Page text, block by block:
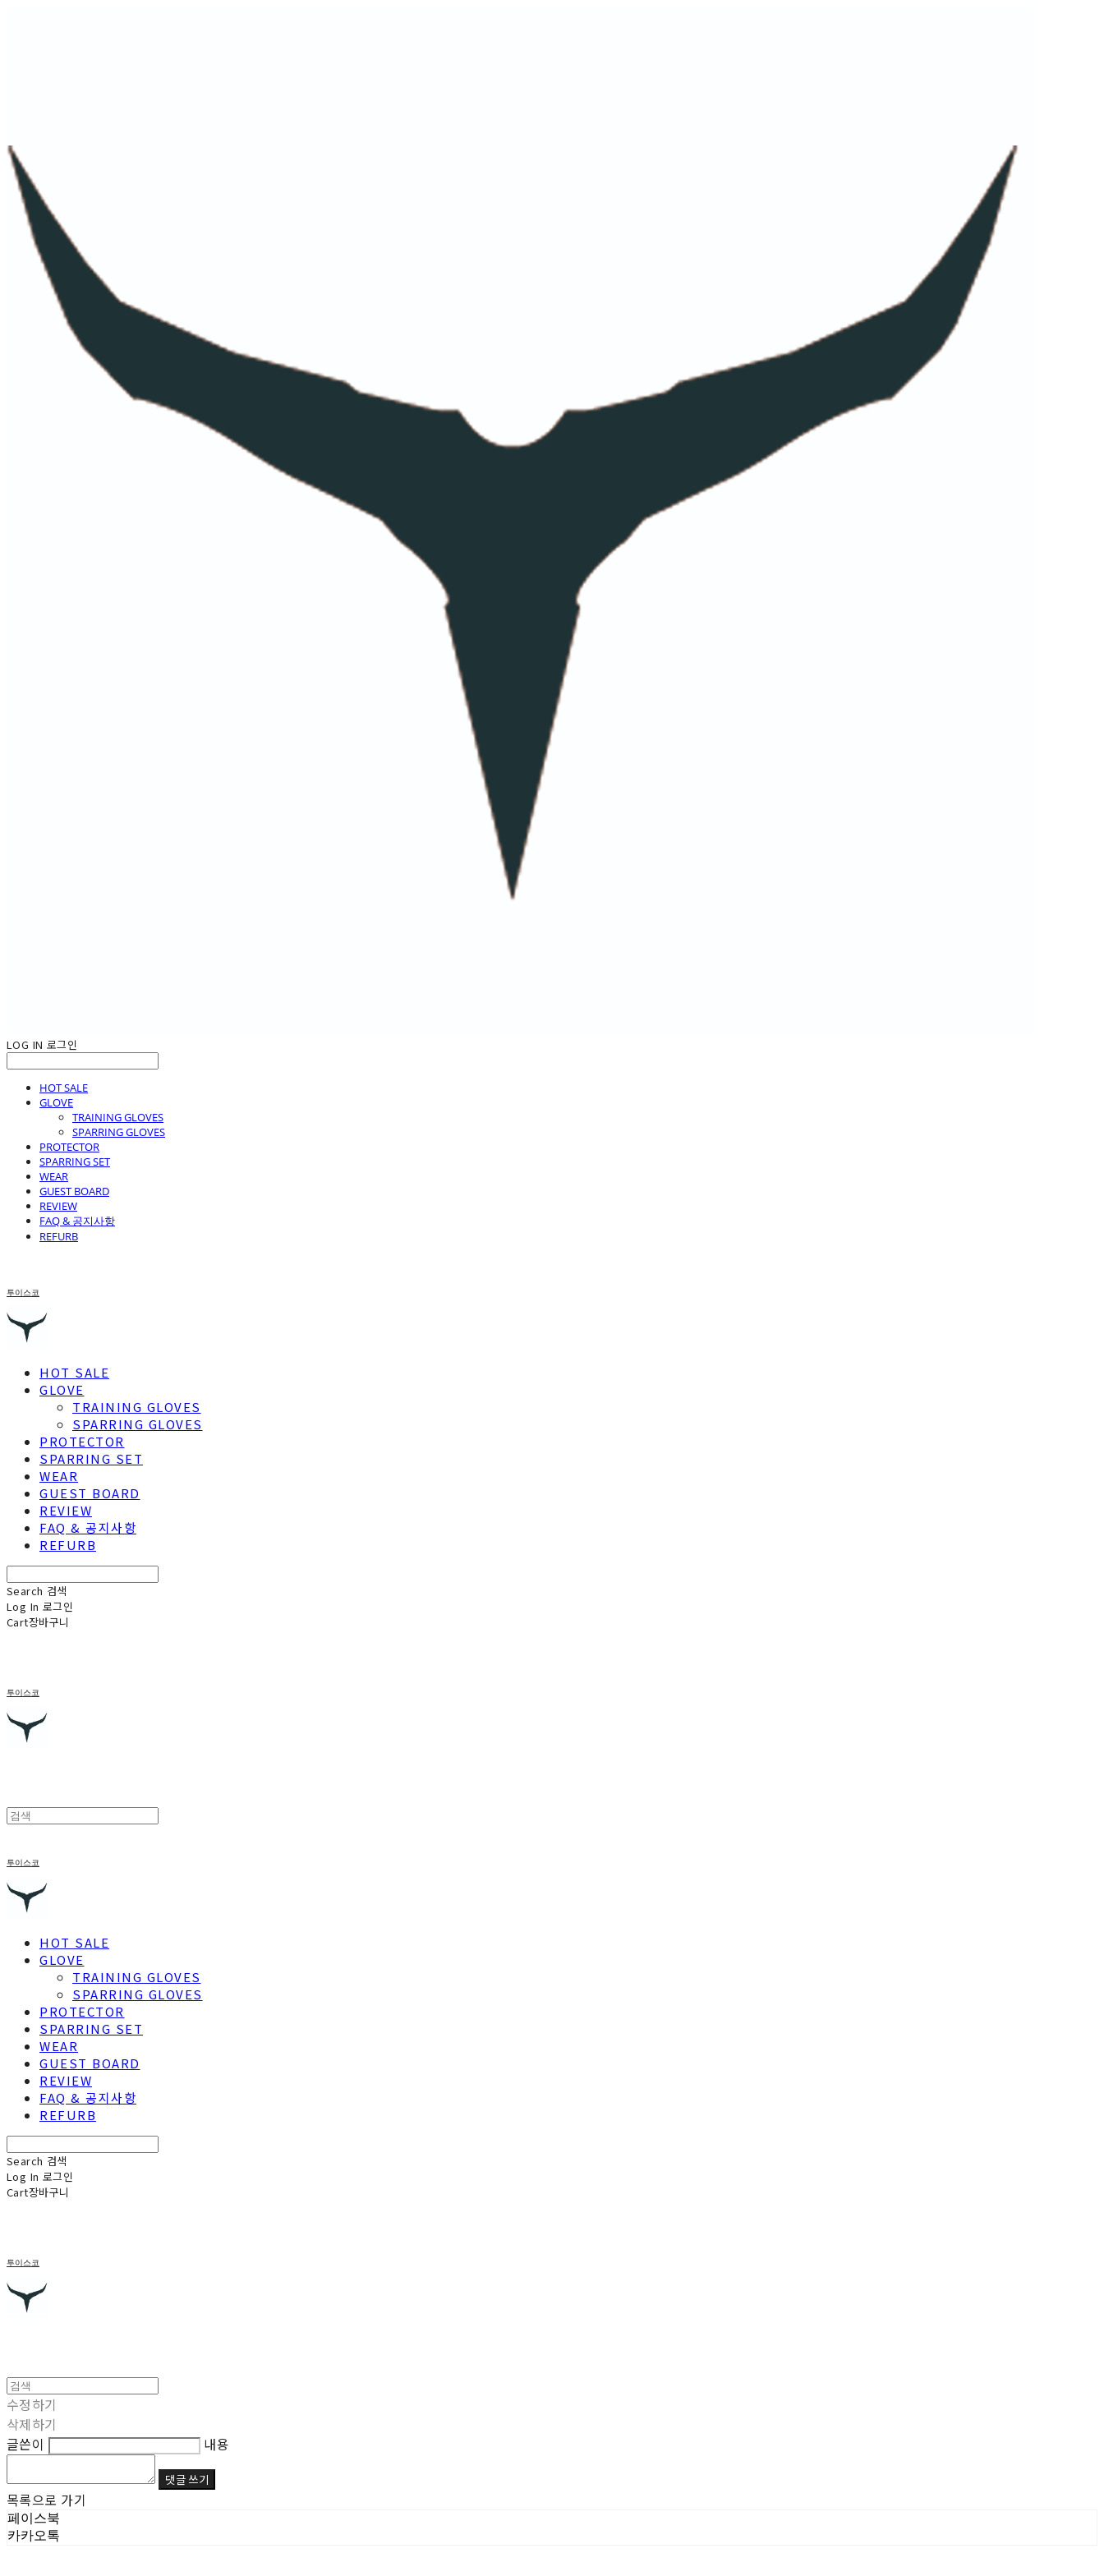
LOG IN 로그인
HOT SALE
GLOVE
TRAINING GLOVES
SPARRING GLOVES
PROTECTOR
SPARRING SET
WEAR
GUEST BOARD
REVIEW
FAQ & 공지사항
REFURB
투이스코
HOT SALE
GLOVE
TRAINING GLOVES
SPARRING GLOVES
PROTECTOR
SPARRING SET
WEAR
GUEST BOARD
REVIEW
FAQ & 공지사항
REFURB
Search 검색
Log In 로그인
Cart장바구니
투이스코
투이스코
HOT SALE
GLOVE
TRAINING GLOVES
SPARRING GLOVES
PROTECTOR
SPARRING SET
WEAR
GUEST BOARD
REVIEW
FAQ & 공지사항
REFURB
Search 검색
Log In 로그인
Cart장바구니
투이스코
수정하기
삭제하기
글쓴이
내용
댓글 쓰기
목록으로 가기
페이스북
카카오톡